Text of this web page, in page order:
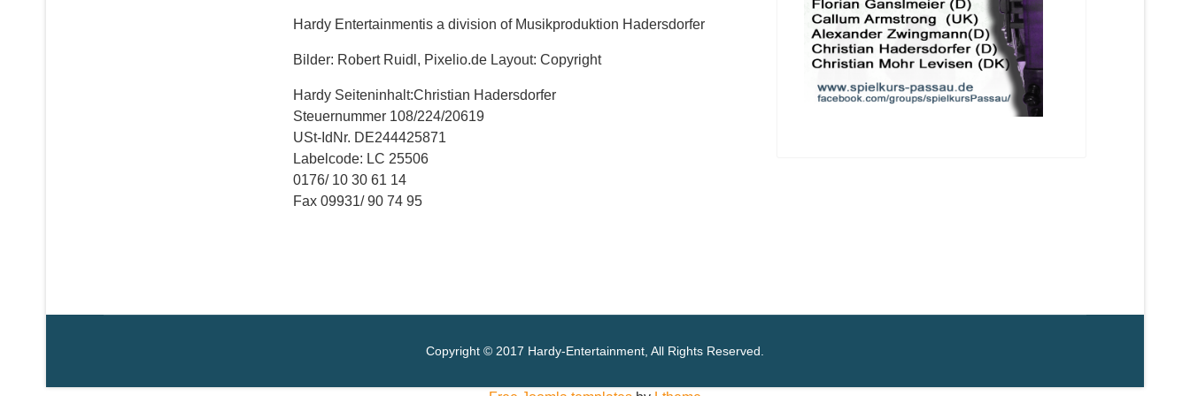
Hardy Entertainmentis a division of Musikproduktion Hadersdorfer
Bilder: Robert Ruidl, Pixelio.de Layout: Copyright
Hardy Seiteninhalt:Christian Hadersdorfer
Steuernummer 108/224/20619
USt-IdNr. DE244425871
Labelcode: LC 25506
0176/ 10 30 61 14
Fax 09931/ 90 74 95
Copyright © 2017 Hardy-Entertainment, All Rights Reserved.